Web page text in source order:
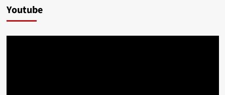
Youtube